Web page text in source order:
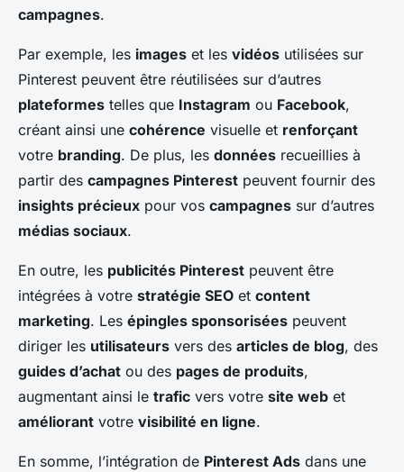
campagnes.
Par exemple, les images et les vidéos utilisées sur
Pinterest peuvent être réutilisées sur d’autres
plateformes telles que Instagram ou Facebook,
créant ainsi une cohérence visuelle et renforçant
votre branding. De plus, les données recueillies à
partir des campagnes Pinterest peuvent fournir des
insights précieux pour vos campagnes sur d’autres
médias sociaux.
En outre, les publicités Pinterest peuvent être
intégrées à votre stratégie SEO et content
marketing. Les épingles sponsorisées peuvent
diriger les utilisateurs vers des articles de blog, des
guides d’achat ou des pages de produits,
augmentant ainsi le trafic vers votre site web et
améliorant votre visibilité en ligne.
En somme, l’intégration de Pinterest Ads dans une